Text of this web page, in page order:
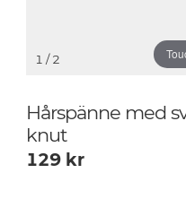
1 / 2
Hårspänne med
knut
129 kr